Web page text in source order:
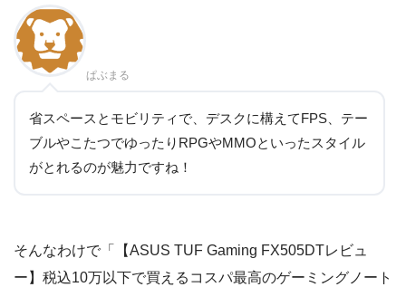
ぱぶまる
省スペースとモビリティで、デスクに構えてFPS、テー
ブルやこたつでゆったりRPGやMMOといったスタイル
がとれるのが魅力ですね！
そんなわけで「【ASUS TUF Gaming FX505DTレビュ
ー】税込10万以下で買えるコスパ最高のゲーミングノート